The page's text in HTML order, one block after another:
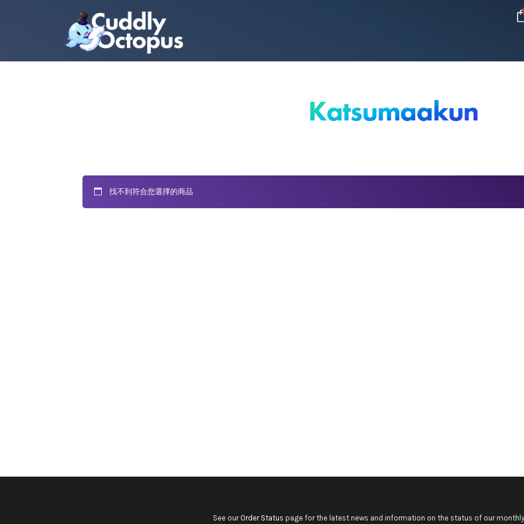
Katsumaakun
找不到符合您選擇的商品
See our Order Status page for the latest news and information on the status of our